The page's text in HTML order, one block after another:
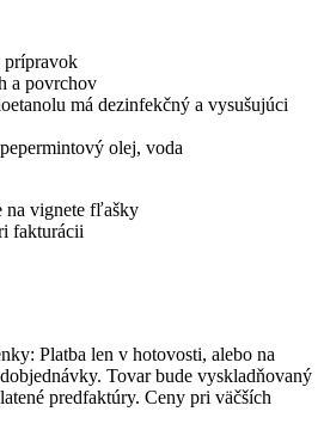
a povrchov
má dezinfekčný a vysušujúci
olej, voda
na vignete fľašky
fakturácii
Platba len v hotovosti, alebo na
Tovar bude vyskladňovaný
predfaktúry. Ceny pri väčších